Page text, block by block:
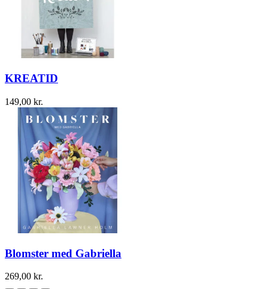
KREATID
149,00 kr.
Blomster med Gabriella
269,00 kr.